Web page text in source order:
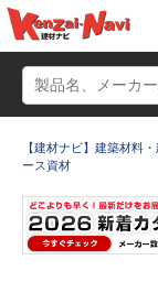
【建材ナビ】建築材料
ース資材